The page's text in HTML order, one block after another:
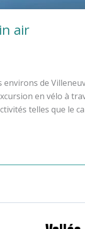
air
de
en vélo à
telles que le